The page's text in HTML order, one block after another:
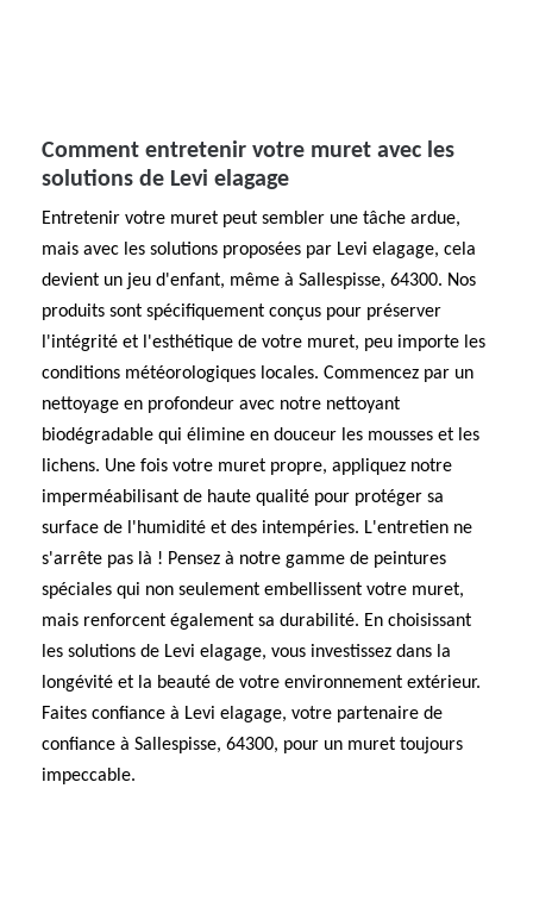
Comment entretenir votre muret avec les
solutions de Levi elagage
Entretenir votre muret peut sembler une tâche ardue,
mais avec les solutions proposées par Levi elagage, cela
devient un jeu d'enfant, même à Sallespisse, 64300. Nos
produits sont spécifiquement conçus pour préserver
l'intégrité et l'esthétique de votre muret, peu importe les
conditions météorologiques locales. Commencez par un
nettoyage en profondeur avec notre nettoyant
biodégradable qui élimine en douceur les mousses et les
lichens. Une fois votre muret propre, appliquez notre
imperméabilisant de haute qualité pour protéger sa
surface de l'humidité et des intempéries. L'entretien ne
s'arrête pas là ! Pensez à notre gamme de peintures
spéciales qui non seulement embellissent votre muret,
mais renforcent également sa durabilité. En choisissant
les solutions de Levi elagage, vous investissez dans la
longévité et la beauté de votre environnement extérieur.
Faites confiance à Levi elagage, votre partenaire de
confiance à Sallespisse, 64300, pour un muret toujours
impeccable.